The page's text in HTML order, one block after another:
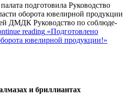
подготовила Руководство
оборота ювелирной продукции
ДМДК Ру­ко­вод­ство по со­б­лю­де­
reading «Подготовлено
ювелирной продукции!»
и бриллиантах